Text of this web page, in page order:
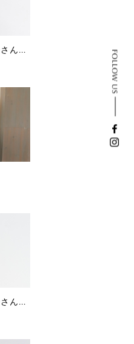
【Press News】黒柳徹子さんに「徹子の部屋」で春夏コレクションをご着用頂きました!!
【Press News】黒柳徹子さんに「徹子の部屋」で春夏コレクションをご着用頂きました!!